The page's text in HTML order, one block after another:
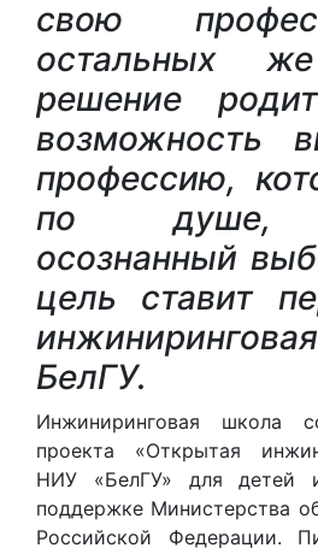
свою
остальных
решение
возможность
профессию,
по душе,
осознанный
цель ставит
БелГУ.
Инжиниринговая школа
проекта «Открытая
НИУ «БелГУ» для детей
поддержке Министерства
Российской Федерации.